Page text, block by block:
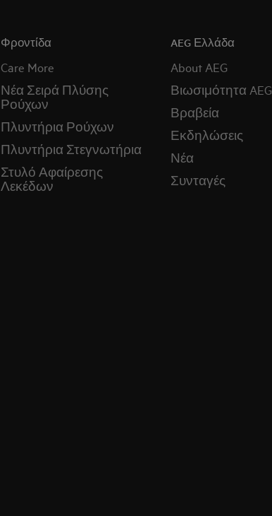
Φροντίδα
Care More
Νέα Σειρά Πλύσης
Ρούχων
Πλυντήρια Ρούχων
Πλυντήρια Στεγνωτήρια
Στυλό Αφαίρεσης
Λεκέδων
AEG Ελλάδα
About AEG
Βιωσιμότητα AEG
Βραβεία
Εκδηλώσεις
Νέα
Συνταγές